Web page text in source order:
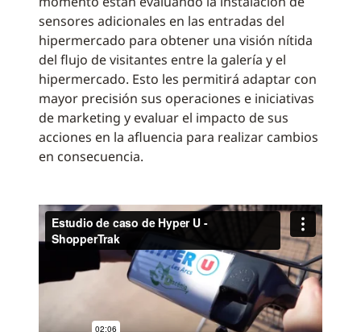
sensores adicionales en las entradas del
hipermercado para obtener una visión nítida
del flujo de visitantes entre la galería y el
hipermercado. Esto les permitirá adaptar con
mayor precisión sus operaciones e iniciativas
de marketing y evaluar el impacto de sus
acciones en la afluencia para realizar cambios
en consecuencia.